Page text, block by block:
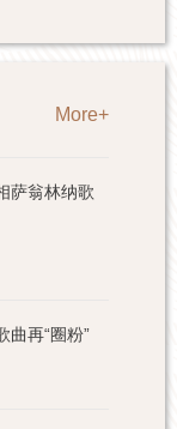
More+
萨翁林纳歌
曲再“圈粉”